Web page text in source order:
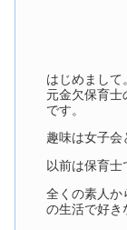
はじめまして
元金欠保育士
です。
趣味は女子会
以前は保育士
全くの素人か
の生活で好き